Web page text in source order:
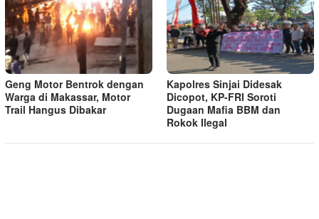
Geng Motor Bentrok dengan
Warga di Makassar, Motor
Trail Hangus Dibakar
Kapolres Sinjai Didesak
Dicopot, KP-FRI Soroti
Dugaan Mafia BBM dan
Rokok Ilegal